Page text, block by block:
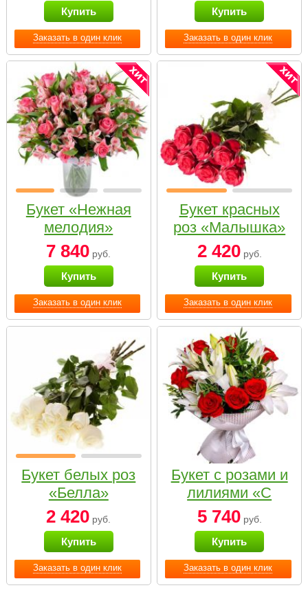
Заказать в один клик
Купить
Заказать в один клик
Купить
Заказать в один клик
Букет «Нежная
мелодия»
7 840 руб.
Купить
Заказать в один клик
Букет красных
роз «Малышка»
2 420руб.
Купить
Заказать в один клик
Букет белых роз
«Белла»
2 420 руб.
Купить
Заказать в один клик
Букет с розами и
лилиями «С
наилучшими
пожеланиями»
5 740руб.
Купить